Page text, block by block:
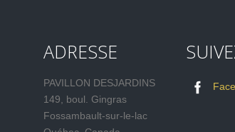
ADRESSE
PAVILLON DESJARDINS
149, boul. Gingras
Fossambault-sur-le-lac